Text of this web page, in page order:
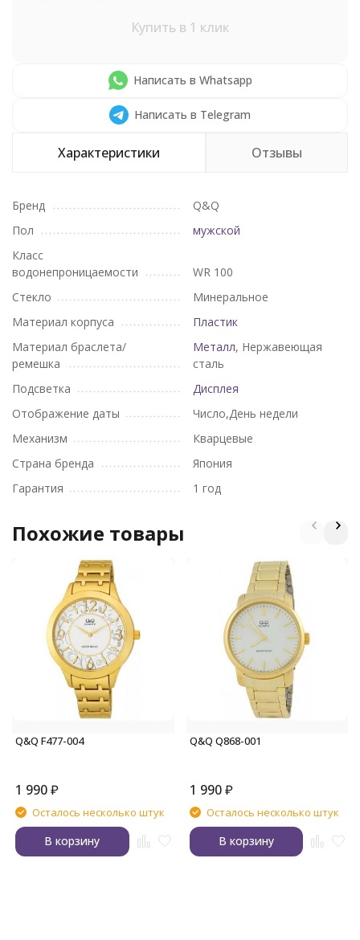
Купить в 1 клик
Написать в Whatsapp
Написать в Telegram
Характеристики Отзывы
Бренд
Q&Q
Пол
мужской
Класс
водонепроницаемости
WR 100
Стекло
Минеральное
Материал корпуса
Пластик
Материал браслета/
ремешка
Металл, Нержавеющая
сталь
Подсветка
Дисплея
Отображение даты
Число,День недели
Механизм
Кварцевые
Страна бренда
Япония
Гарантия
1 год
Похожие товары
Q&Q F477-004
1 990₽
Осталось несколько штук
В корзину
Q&Q Q868-001
1 990 ₽
Осталось несколько штук
В корзину